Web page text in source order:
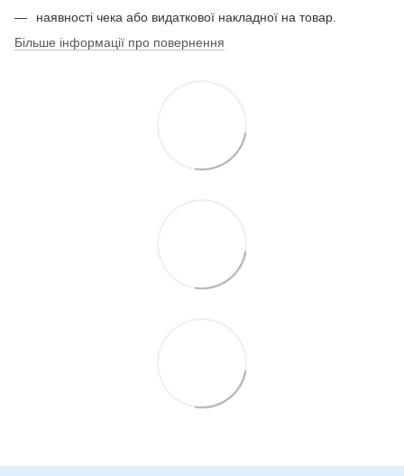
наявності чека або видаткової накладної на товар.
Більше інформації про повернення